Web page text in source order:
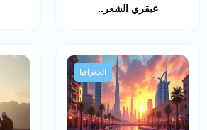
عبقري الشعر..
الجغرافيا